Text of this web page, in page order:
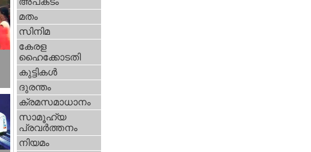
മതം
സിനിമ
കേരള
ഹൈക്കോടതി
കുട്ടികള്‍
ദുരന്തം
ക്രമസമാധാനം
സാമൂഹ്യ
പ്രവര്‍ത്തനം
നിയമം